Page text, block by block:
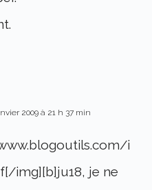
2009 à 21 h 37 min
i
img][b]ju18, je ne